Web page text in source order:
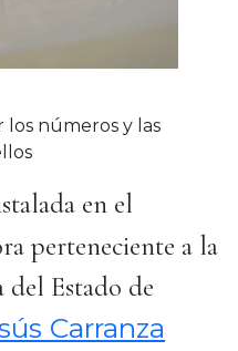
los números y las
en el
perteneciente a la
Estado de
Carranza